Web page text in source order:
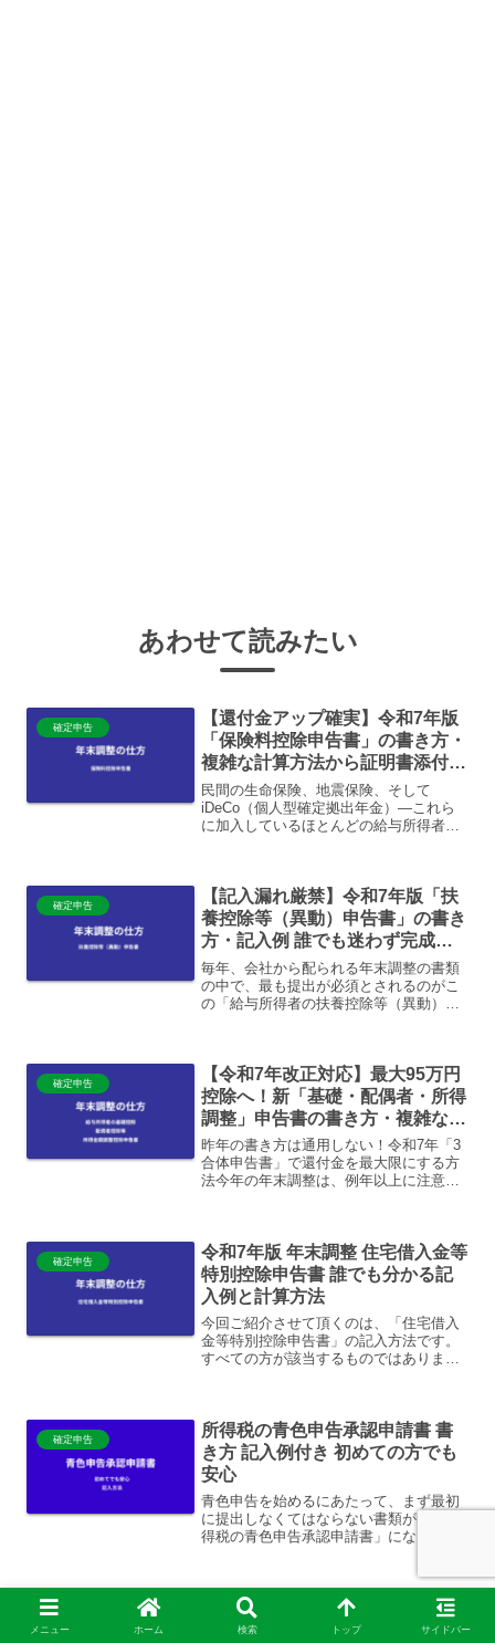
あわせて読みたい
確定申告
【還付金アップ確実】令和7年版
「保険料控除申告書」の書き方・
複雑な計算方法から証明書添付ま
で完全ガイド
民間の生命保険、地震保険、そして
iDeCo（個人型確定拠出年金）—これら
に加入しているほとんどの給与所得者に
旧の区分が分からない」と...
確定申告
【記入漏れ厳禁】令和7年版「扶
養控除等（異動）申告書」の書き
方・記入例 誰でも迷わず完成さ
せる簡単ガイド
毎年、会社から配られる年末調整の書類
の中で、最も提出が必須とされるのがこ
の「給与所得者の扶養控除等（異動）申
かかわらず、すべての給...
確定申告
【令和7年改正対応】最大95万円
控除へ！新「基礎・配偶者・所得
調整」申告書の書き方・複雑な計
算も迷わない完全ガイド
昨年の書き方は通用しない！令和7年「3
合体申告書」で還付金を最大限にする方
法今年の年末調整は、例年以上に注意が
制改正により、記入方...
確定申告
令和7年版 年末調整 住宅借入金等
特別控除申告書 誰でも分かる記
入例と計算方法
今回ご紹介させて頂くのは、「住宅借入
金等特別控除申告書」の記入方法です。
すべての方が該当するものではありませ
う必要がありますので、...
確定申告
所得税の青色申告承認申請書 書
き方 記入例付き 初めての方でも
安心
青色申告を始めるにあたって、まず最初
に提出しなくてはならない書類が、「所
得税の青色申告承認申請書」になりま
とする時期により違いはありますが、こ
の申請書を提出しない限りは、「青色申
告」を始めることは出来ませ...
確定申告
【2026年最新】確定申告をスマ
ホで完結！iPhoneのマイナンバ
メニュー ホーム 検索 トップ サイドバー